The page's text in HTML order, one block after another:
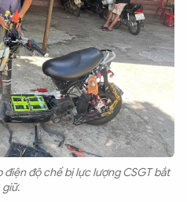
độ chế bị lực lượng CSGT bắt
giữ.